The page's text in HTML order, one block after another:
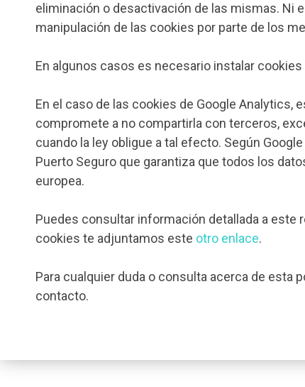
eliminación o desactivación de las mismas. Ni
manipulación de las cookies por parte de los
En algunos casos es necesario instalar
En el caso de las cookies de Google Analytics,
compromete a no compartirla con terceros,
cuando la ley obligue a tal efecto. Según
Puerto Seguro que garantiza que todos los
europea.
Puedes consultar información detallada a este
cookies te adjuntamos este otro enlace.
Para cualquier duda o consulta acerca de esta
contacto.